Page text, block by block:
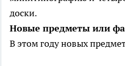
доски.
Новые предметы или
В этом году новых